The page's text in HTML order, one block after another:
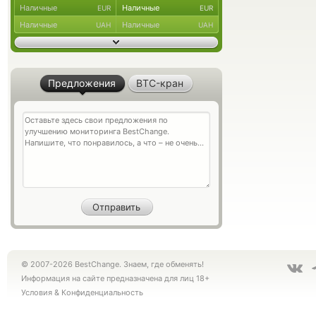
Наличные EUR Наличные EUR
Наличные UAH Наличные UAH
Предложения BTC-кран
© 2007-2026 BestChange. Знаем, где обменять!
Информация на сайте предназначена для лиц 18+
Условия & Конфиденциальность